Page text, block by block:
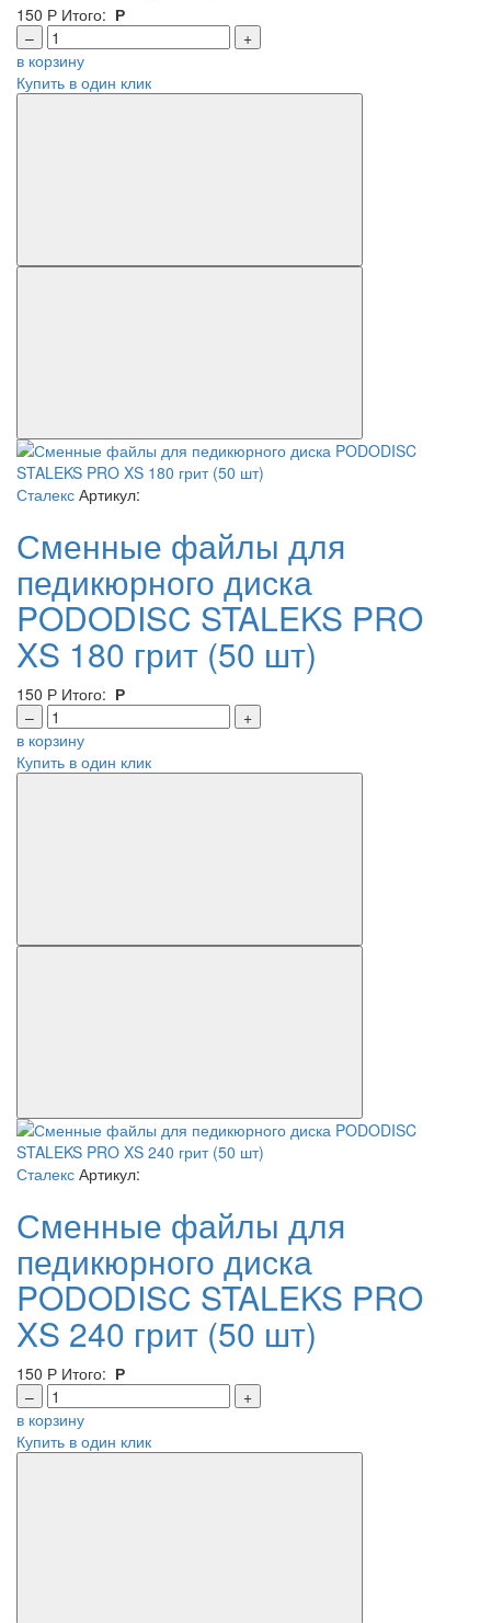
150 Р Итого: Р
–
+
в корзину
Купить в один клик
Сталекс Артикул:
Сменные файлы для
педикюрного диска
PODODISC STALEKS PRO
XS 180 грит (50 шт)
150 Р Итого: Р
–
+
в корзину
Купить в один клик
Сталекс Артикул:
Сменные файлы для
педикюрного диска
PODODISC STALEKS PRO
XS 240 грит (50 шт)
150 Р Итого: Р
–
+
в корзину
Купить в один клик